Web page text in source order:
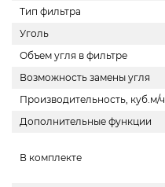
Тип фильтра
Уголь
Объем угля в фильтре
Возможность замены угля
Производительность, куб.м/ч
Дополнительные функции
В комплекте